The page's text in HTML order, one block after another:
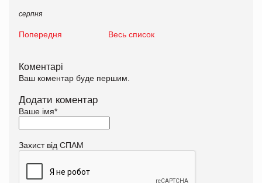
серпня
Попередня Весь список
Коментарі
Ваш коментар буде першим.
Додати коментар
Ваше імя*
Захист від СПАМ